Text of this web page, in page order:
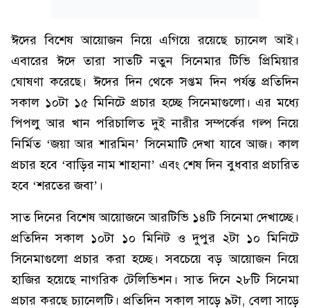
ঈদের বিশেষ আয়োজন নিয়ে এগিয়ে রয়েছে চ্যানেল আই।
এবারের ঈদে তারা সাতটি নতুন সিনেমার টিভি প্রিমিয়ার
ঘোষণা করেছে। ঈদের দিন থেকে সপ্তম দিন পর্যন্ত প্রতিদিন
সকাল ১০টা ১৫ মিনিটে প্রচার হচ্ছে সিনেমাগুলো। এর মধ্যে
পিপলু আর খান পরিচালিত দুই নারীর সম্পর্কের গল্প নিয়ে
নির্মিত ‘জয়া আর শারমিন’ সিনেমাটি দেখা যাবে আজ। কাল
প্রচার হবে ‘বাড়ির নাম শাহানা’ এবং শেষ দিন বুধবার প্রচারিত
হবে ‘শরতের জবা’।
সাত দিনের বিশেষ আয়োজনে আরটিভি ১৪টি সিনেমা দেখাচ্ছে।
প্রতিদিন সকাল ১০টা ১০ মিনিট ও দুপুর ২টা ১০ মিনিটে
সিনেমাগুলো প্রচার করা হচ্ছে। সবচেয়ে বড় আয়োজন নিয়ে
হাজির হয়েছে নাগরিক টেলিভিশন। সাত দিনে ২৮টি সিনেমা
প্রচার করছে চ্যানেলটি। প্রতিদিন সকাল সাড়ে ৯টা, বেলা সাড়ে